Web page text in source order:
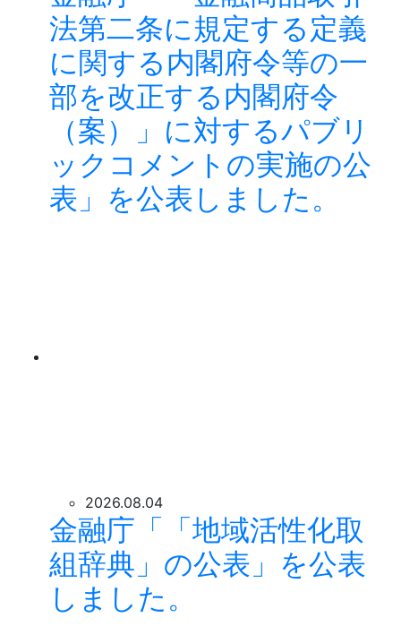
法第二条に規定する定義
に関する内閣府令等の一
部を改正する内閣府令
（案）」に対するパブリ
ックコメントの実施の公
表」を公表しました。
2026.08.04
金融庁「「地域活性化取
組辞典」の公表」を公表
しました。